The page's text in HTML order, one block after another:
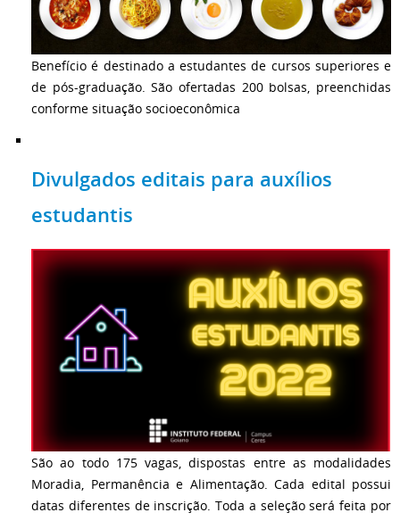
Benefício é destinado a estudantes de cursos superiores e
de pós-graduação. São ofertadas 200 bolsas, preenchidas
conforme situação socioeconômica
Divulgados editais para auxílios
estudantis
São ao todo 175 vagas, dispostas entre as modalidades
Moradia, Permanência e Alimentação. Cada edital possui
datas diferentes de inscrição. Toda a seleção será feita por